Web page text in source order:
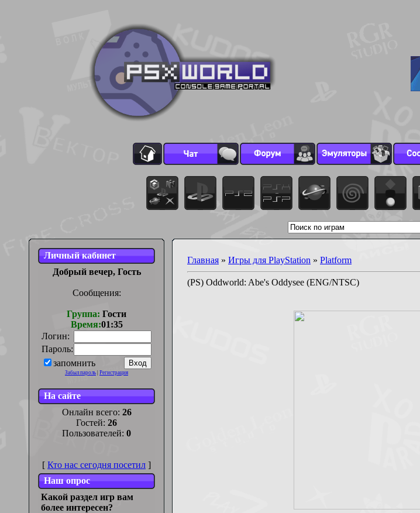
Личный кабинет
Добрый вечер, Гость
Сообщения:
Группа: Гости
Время:01:35
Логин:
Пароль:
запомнить
Забыл пароль Регистрация
На сайте
Онлайн всего: 26
Гостей: 26
Пользователей: 0
[ Кто нас сегодня посетил ]
Наш опрос
Какой раздел игр вам
более интересен?
Главная » Игры для PlayStation » Platform
(PS) Oddworld: Abe's Oddysee (ENG/NTSC)